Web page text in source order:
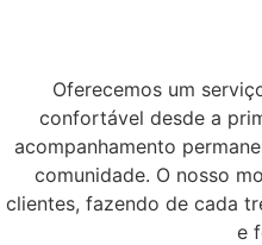
Oferecemos um
confortável desde a
acompanhamento
comunidade. O nosso
clientes, fazendo de cada
e